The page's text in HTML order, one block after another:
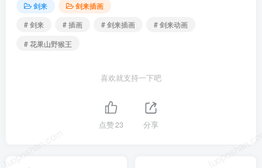
luoposhan.com
剑来
剑来插画
# 剑来
# 插画 # 剑来插画
# 剑来动画
# 花果山野猴王
喜欢就支持一下吧
点赞23 分享